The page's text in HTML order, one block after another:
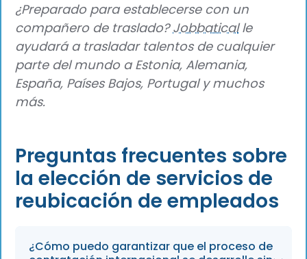
¿Preparado para establecerse con un
compañero de traslado? Jobbatical le
ayudará a trasladar talentos de cualquier
parte del mundo a Estonia, Alemania,
España, Países Bajos, Portugal y muchos
más.
Preguntas frecuentes sobre
la elección de servicios de
reubicación de empleados
¿Cómo puedo garantizar que el proceso de